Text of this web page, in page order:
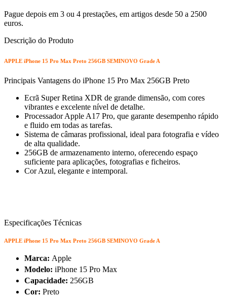
Pague depois em 3 ou 4 prestações, em artigos desde 50 a 2500
euros.
Descrição do Produto
APPLE iPhone 15 Pro Max Preto 256GB SEMINOVO Grade A
Principais Vantagens do iPhone 15 Pro Max 256GB Preto
Ecrã Super Retina XDR de grande dimensão, com cores
vibrantes e excelente nível de detalhe.
Processador Apple A17 Pro, que garante desempenho rápido
e fluido em todas as tarefas.
Sistema de câmaras profissional, ideal para fotografia e vídeo
de alta qualidade.
256GB de armazenamento interno, oferecendo espaço
suficiente para aplicações, fotografias e ficheiros.
Cor Azul, elegante e intemporal.
Especificações Técnicas
APPLE iPhone 15 Pro Max Preto 256GB SEMINOVO Grade A
Marca: Apple
Modelo: iPhone 15 Pro Max
Capacidade: 256GB
Cor: Preto